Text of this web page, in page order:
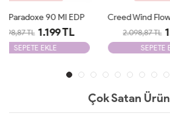
Creed Wind Flower 75 Ml Tester
2.098,87 TL
SEPETE EKLE
Çok Satan